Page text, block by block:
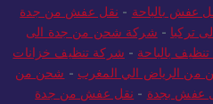
عفش بالباحة - نقل عفش من جدة
تركيا - شركة شحن من جدة الى
بالباحة - شركة تنظيف خزانات
من الرياض الي المغرب - شحن من
عفش بجدة - نقل عفش من جدة